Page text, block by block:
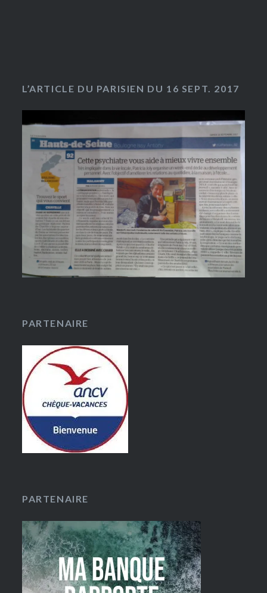
L’ARTICLE DU PARISIEN DU 16 SEPT. 2017
PARTENAIRE
PARTENAIRE